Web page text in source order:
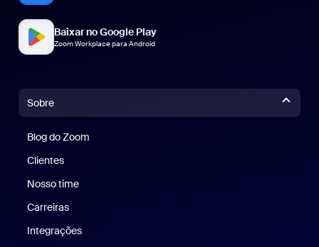
Baixar no Google Play
Zoom Workplace para Android
Sobre
Blog do Zoom
Clientes
Nosso time
Carreiras
Integrações